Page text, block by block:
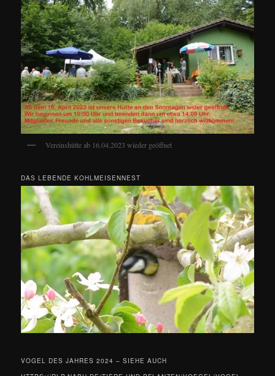
Vereinshütte ab 16.04.2023 wieder geöffnet
DAS LEBENDE KOHLMEISENNEST
VOGEL DES JAHRES 2024 – SIEHE AUCH